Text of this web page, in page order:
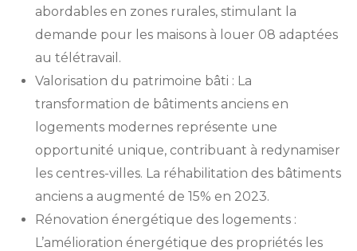
abordables en zones rurales, stimulant la
demande pour les maisons à louer 08 adaptées
au télétravail.
Valorisation du patrimoine bâti : La
transformation de bâtiments anciens en
logements modernes représente une
opportunité unique, contribuant à redynamiser
les centres-villes. La réhabilitation des bâtiments
anciens a augmenté de 15% en 2023.
Rénovation énergétique des logements :
L’amélioration énergétique des propriétés les